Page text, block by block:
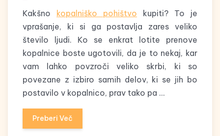
Kakšno kopalniško pohištvo kupiti? To je
vprašanje, ki si ga postavlja zares veliko
število ljudi. Ko se enkrat lotite prenove
kopalnice boste ugotovili, da je to nekaj, kar
vam lahko povzroči veliko skrbi, ki so
povezane z izbiro samih delov, ki se jih bo
postavilo v kopalnico, prav tako pa …
Preberi Več